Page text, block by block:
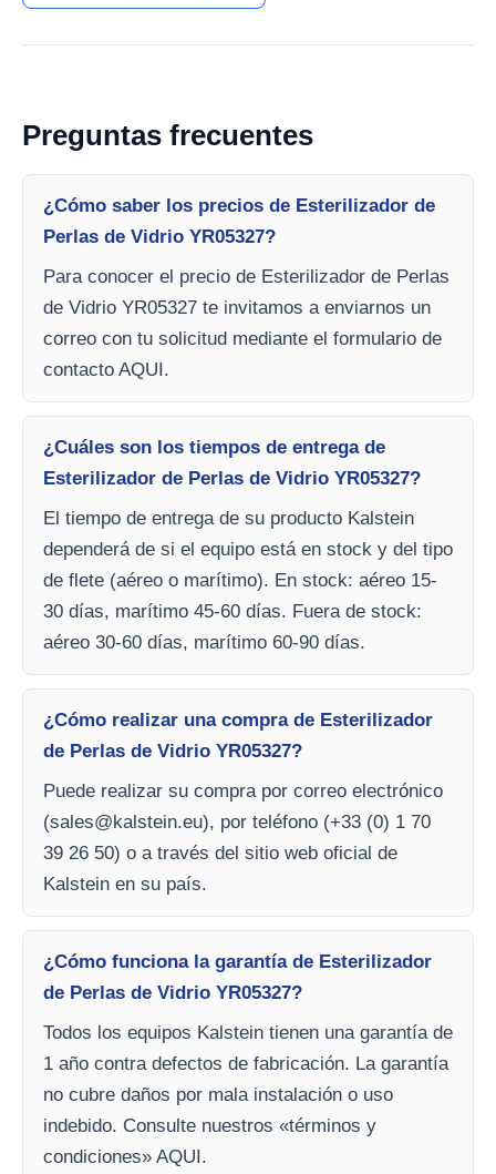
Preguntas frecuentes
¿Cómo saber los precios de Esterilizador de
Perlas de Vidrio YR05327?
Para conocer el precio de Esterilizador de Perlas
de Vidrio YR05327 te invitamos a enviarnos un
correo con tu solicitud mediante el formulario de
contacto AQUI.
¿Cuáles son los tiempos de entrega de
Esterilizador de Perlas de Vidrio YR05327?
El tiempo de entrega de su producto Kalstein
dependerá de si el equipo está en stock y del tipo
de flete (aéreo o marítimo). En stock: aéreo 15-
30 días, marítimo 45-60 días. Fuera de stock:
aéreo 30-60 días, marítimo 60-90 días.
¿Cómo realizar una compra de Esterilizador
de Perlas de Vidrio YR05327?
Puede realizar su compra por correo electrónico
(sales@kalstein.eu), por teléfono (+33 (0) 1 70
39 26 50) o a través del sitio web oficial de
Kalstein en su país.
¿Cómo funciona la garantía de Esterilizador
de Perlas de Vidrio YR05327?
Todos los equipos Kalstein tienen una garantía de
1 año contra defectos de fabricación. La garantía
no cubre daños por mala instalación o uso
indebido. Consulte nuestros «términos y
condiciones» AQUI.